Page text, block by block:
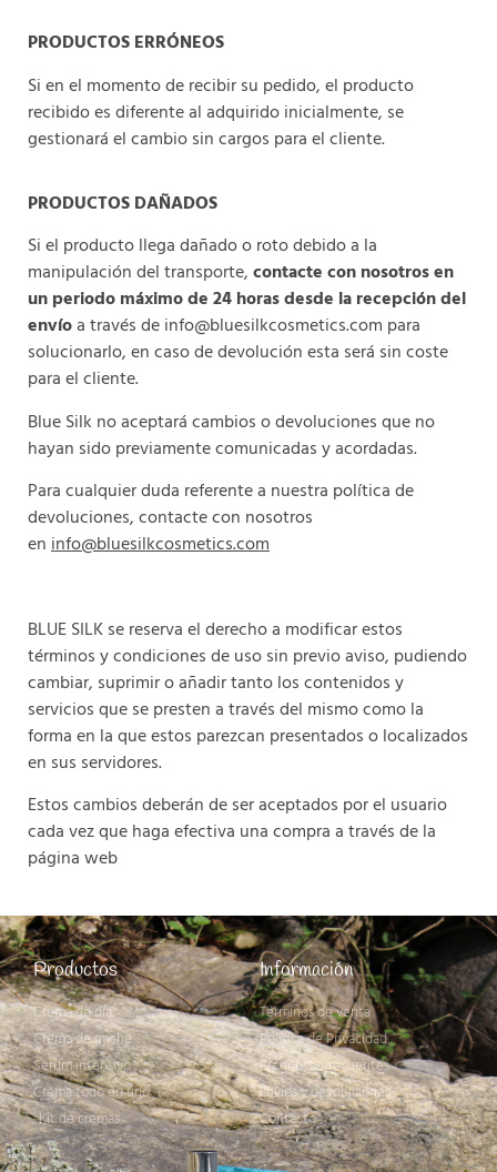
PRODUCTOS ERRÓNEOS
Si en el momento de recibir su pedido, el producto
recibido es diferente al adquirido inicialmente, se
gestionará el cambio sin cargos para el cliente.
PRODUCTOS DAÑADOS
Si el producto llega dañado o roto debido a la
manipulación del transporte,contacte con nosotros en
un periodo máximo de 24 horas desde la recepción del
envíoa través deinfo@bluesilkcosmetics.com para
solucionarlo, en caso de devolución esta será sin coste
para el cliente.
Blue Silk no aceptará cambios o devoluciones que no
hayan sido previamente comunicadas y acordadas.
Para cualquier duda referente a nuestra política de
devoluciones, contacte con nosotros
eninfo@bluesilkcosmetics.com
BLUE SILK se reserva el derecho a modificar estos
términos y condiciones de uso sin previo aviso, pudiendo
cambiar, suprimir o añadir tanto los contenidos y
servicios que se presten a través del mismo como la
forma en la que estos parezcan presentados o localizados
en sus servidores.
Estos cambios deberán de ser aceptados por el usuario
cada vez que haga efectiva una compra a través de la
página web
Productos
Crema de día
Crema de noche
Serum intensivo
Crema todo en uno
Kit de cremas
Información
Términos de venta
Política de Privacidad
Preguntas frecuentes
Envíos y devoluciones
Contacto